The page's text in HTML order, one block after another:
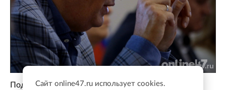
Поддержка для героев: как прошла встреча
Сайт online47.ru использует cookies.